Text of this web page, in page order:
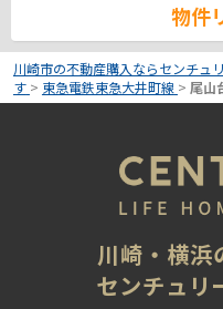
物件
川崎市の不動産購入ならセンチュ
す > 東急電鉄東急大井町線 > 尾山
川崎・横浜
センチュリ